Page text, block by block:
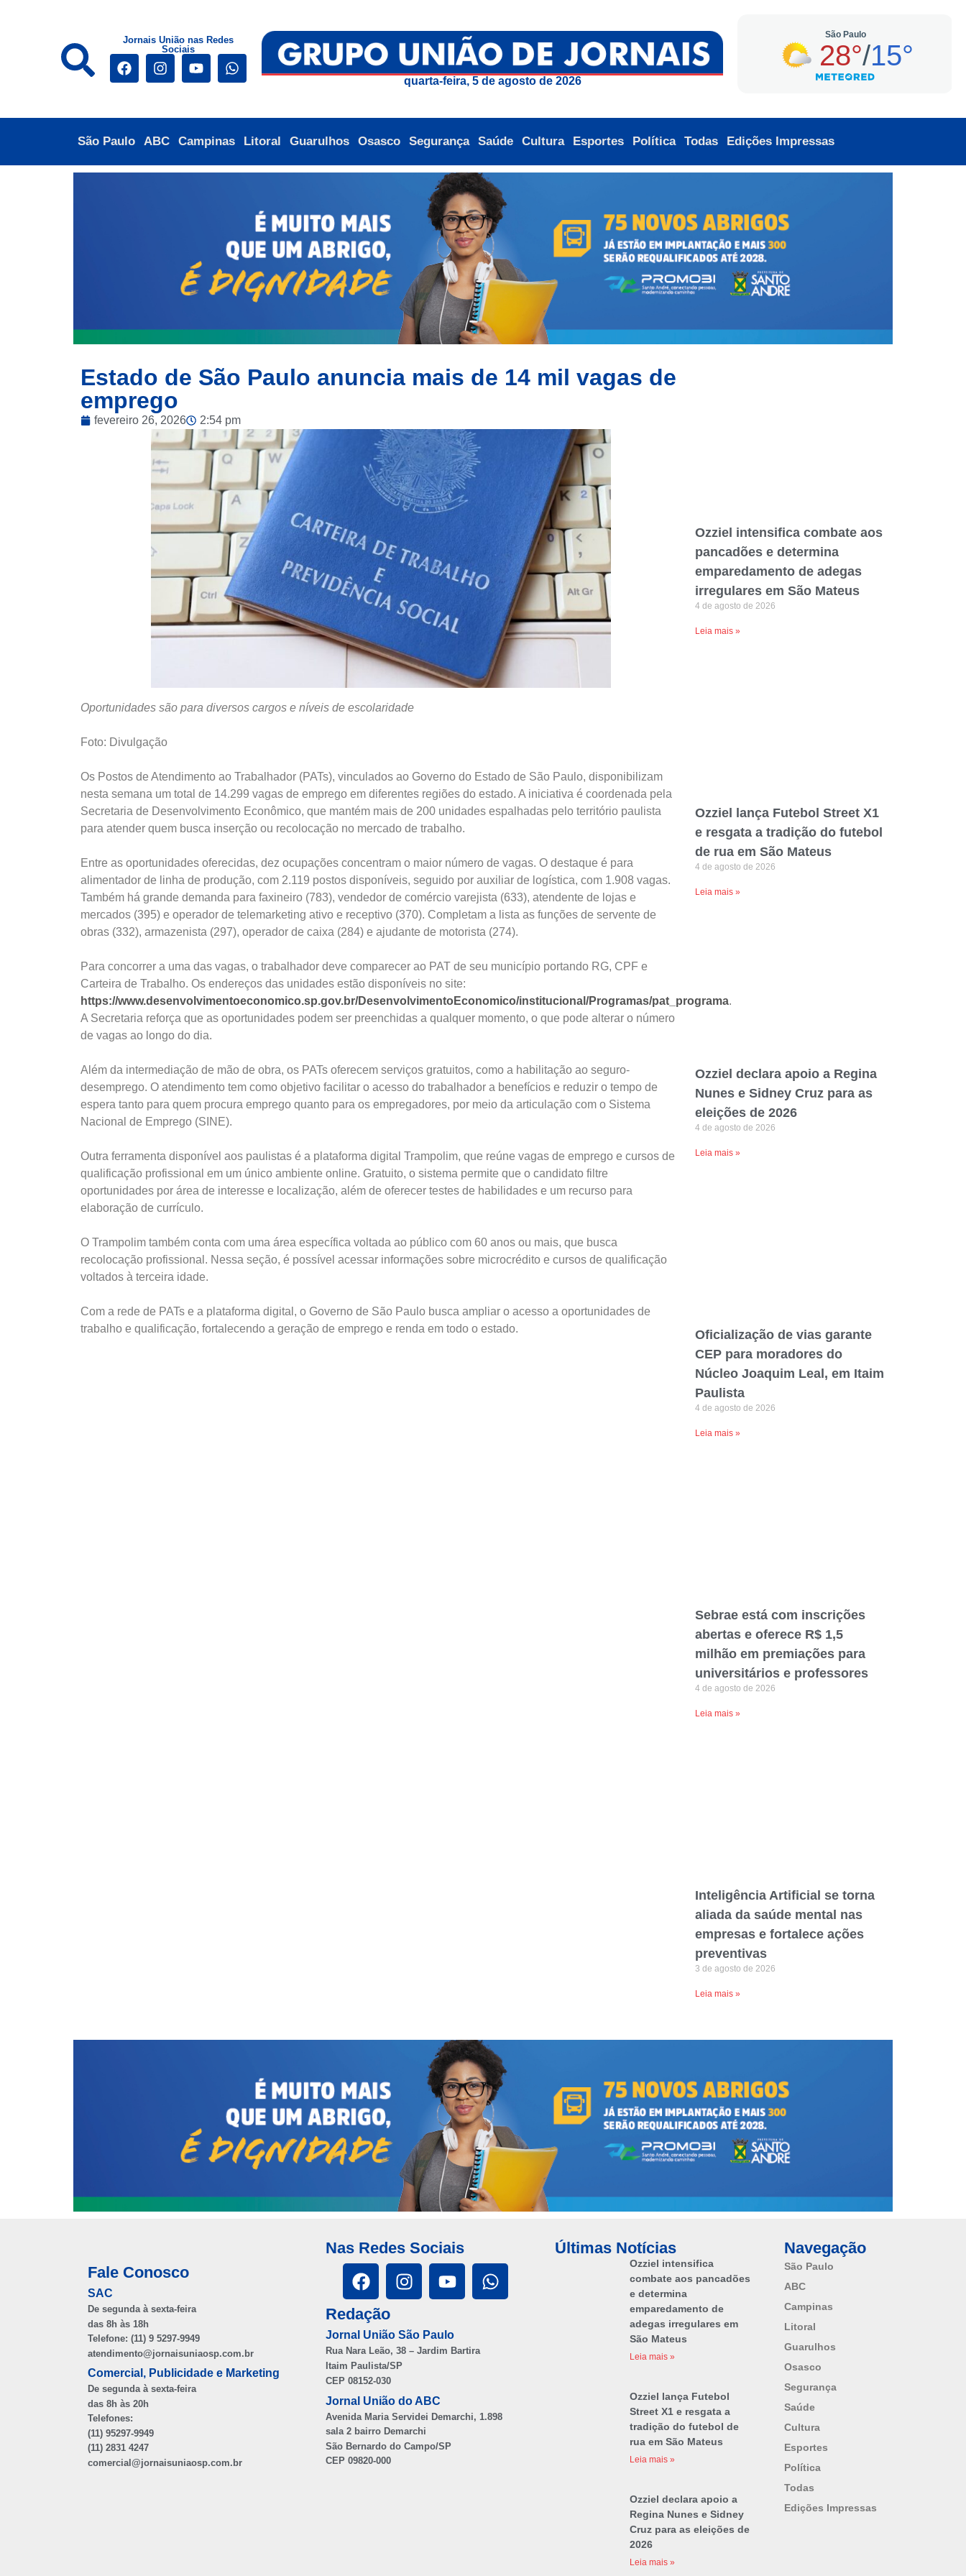
Jornais União nas Redes
Sociais
quarta-feira, 5 de agosto de 2026
São Paulo ABC Campinas Litoral Guarulhos Osasco Segurança Saúde Cultura Esportes Política Todas Edições Impressas
Estado de São Paulo anuncia mais de 14 mil vagas de
emprego
fevereiro 26, 2026 2:54 pm
Oportunidades são para diversos cargos e níveis de escolaridade
Foto: Divulgação
Os Postos de Atendimento ao Trabalhador (PATs), vinculados ao Governo do Estado de São Paulo, disponibilizam
nesta semana um total de 14.299 vagas de emprego em diferentes regiões do estado. A iniciativa é coordenada pela
Secretaria de Desenvolvimento Econômico, que mantém mais de 200 unidades espalhadas pelo território paulista
para atender quem busca inserção ou recolocação no mercado de trabalho.
Entre as oportunidades oferecidas, dez ocupações concentram o maior número de vagas. O destaque é para
alimentador de linha de produção, com 2.119 postos disponíveis, seguido por auxiliar de logística, com 1.908 vagas.
Também há grande demanda para faxineiro (783), vendedor de comércio varejista (633), atendente de lojas e
mercados (395) e operador de telemarketing ativo e receptivo (370). Completam a lista as funções de servente de
obras (332), armazenista (297), operador de caixa (284) e ajudante de motorista (274).
Para concorrer a uma das vagas, o trabalhador deve comparecer ao PAT de seu município portando RG, CPF e
Carteira de Trabalho. Os endereços das unidades estão disponíveis no site:
https://www.desenvolvimentoeconomico.sp.gov.br/DesenvolvimentoEconomico/institucional/Programas/pat_programa.
A Secretaria reforça que as oportunidades podem ser preenchidas a qualquer momento, o que pode alterar o número
de vagas ao longo do dia.
Além da intermediação de mão de obra, os PATs oferecem serviços gratuitos, como a habilitação ao seguro-
desemprego. O atendimento tem como objetivo facilitar o acesso do trabalhador a benefícios e reduzir o tempo de
espera tanto para quem procura emprego quanto para os empregadores, por meio da articulação com o Sistema
Nacional de Emprego (SINE).
Outra ferramenta disponível aos paulistas é a plataforma digital Trampolim, que reúne vagas de emprego e cursos de
qualificação profissional em um único ambiente online. Gratuito, o sistema permite que o candidato filtre
oportunidades por área de interesse e localização, além de oferecer testes de habilidades e um recurso para
elaboração de currículo.
O Trampolim também conta com uma área específica voltada ao público com 60 anos ou mais, que busca
recolocação profissional. Nessa seção, é possível acessar informações sobre microcrédito e cursos de qualificação
voltados à terceira idade.
Com a rede de PATs e a plataforma digital, o Governo de São Paulo busca ampliar o acesso a oportunidades de
trabalho e qualificação, fortalecendo a geração de emprego e renda em todo o estado.
Ozziel intensifica combate aos
pancadões e determina
emparedamento de adegas
irregulares em São Mateus
4 de agosto de 2026
Leia mais »
Ozziel lança Futebol Street X1
e resgata a tradição do futebol
de rua em São Mateus
4 de agosto de 2026
Leia mais »
Ozziel declara apoio a Regina
Nunes e Sidney Cruz para as
eleições de 2026
4 de agosto de 2026
Leia mais »
Oficialização de vias garante
CEP para moradores do
Núcleo Joaquim Leal, em Itaim
Paulista
4 de agosto de 2026
Leia mais »
Sebrae está com inscrições
abertas e oferece R$ 1,5
milhão em premiações para
universitários e professores
4 de agosto de 2026
Leia mais »
Inteligência Artificial se torna
aliada da saúde mental nas
empresas e fortalece ações
preventivas
3 de agosto de 2026
Leia mais »
Fale Conosco
SAC
De segunda à sexta-feira
das 8h às 18h
Telefone: (11) 9 5297-9949
atendimento@jornaisuniaosp.com.br
Comercial, Publicidade e Marketing
De segunda à sexta-feira
das 8h às 20h
Telefones:
(11) 95297-9949
(11) 2831 4247
comercial@jornaisuniaosp.com.br
Nas Redes Sociais
Redação
Jornal União São Paulo
Rua Nara Leão, 38 – Jardim Bartira
Itaim Paulista/SP
CEP 08152-030
Jornal União do ABC
Avenida Maria Servidei Demarchi, 1.898
sala 2 bairro Demarchi
São Bernardo do Campo/SP
CEP 09820-000
Últimas Notícias
Ozziel intensifica
combate aos pancadões
e determina
emparedamento de
adegas irregulares em
São Mateus
Leia mais »
Ozziel lança Futebol
Street X1 e resgata a
tradição do futebol de
rua em São Mateus
Leia mais »
Ozziel declara apoio a
Regina Nunes e Sidney
Cruz para as eleições de
2026
Leia mais »
Navegação
São Paulo
ABC
Campinas
Litoral
Guarulhos
Osasco
Segurança
Saúde
Cultura
Esportes
Política
Todas
Edições Impressas